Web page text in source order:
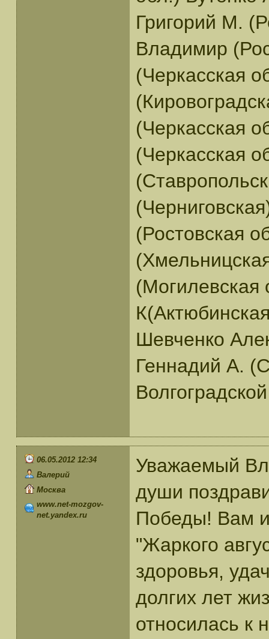
Григорий М.
Владимир
(Черкасская
(Черкасская
(Черкасская
(Ростовская
Шевченко
Геннадий А.
06.05.2012 12:34
Валерий
Москва
www.net-mozgov-
net.yandex.ru
Уважаемый
души
Победы! Вам
"Жаркого
здоровья,
долгих лет
относилась к